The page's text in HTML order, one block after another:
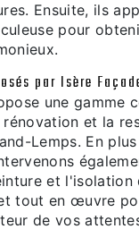
Ensuite, ils
pour
par Isère
une gamme
et la
Lemps. En
et l'isolation
tout en œuvre
de vos